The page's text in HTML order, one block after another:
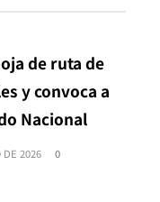
de ruta de
y convoca a
Nacional
DE 2026 0